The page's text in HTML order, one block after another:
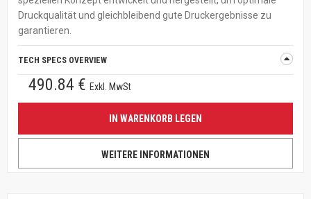
Druckqualität und gleichbleibend gute Druckergebnisse zu
garantieren.
TECH SPECS OVERVIEW
490.84 € Exkl. MwSt
IN WARENKORB LEGEN
WEITERE INFORMATIONEN